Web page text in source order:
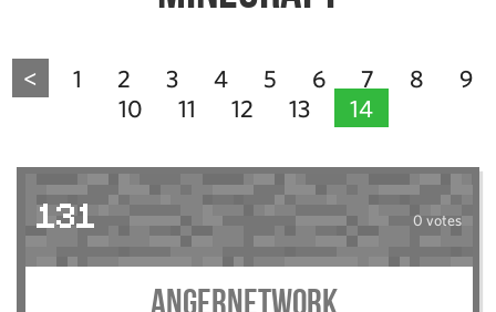
< 1 2 3 4 5 6 7 8
9
10
11 12 13 14
131 0 votes
AngerNetwork